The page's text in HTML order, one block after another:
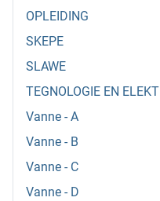
OPLEIDING
SKEPE
SLAWE
TEGNOLOGIE EN
Vanne - A
Vanne - B
Vanne - C
Vanne - D